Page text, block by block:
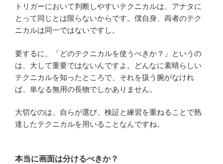
トリガーにおいて判断しやすいテクニカルは、アナタに
とって同じとは限らないからです。僕自身、両者のテク
ニカルは同一ではないですし。
要するに、「どのテクニカルを使うべきか？」というの
は、大して重要ではないんですよ。どんなに素晴らしい
テクニカルを知ったところで、それを扱う腕がなけれ
ば、単なる無用の長物でしかありません。
大切なのは、自らが選び、検証と練習を重ねることで熟
達したテクニカルを用いることなんですね。
本当に画面は分けるべきか？